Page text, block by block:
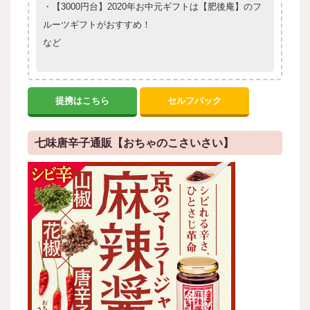
・【3000円台】2020年お中元ギフトは【肥後庵】のフ
ルーツギフトがおすすめ！
など
提携はこちら セルフバック
七味唐辛子通販【おちゃのこさいさい】